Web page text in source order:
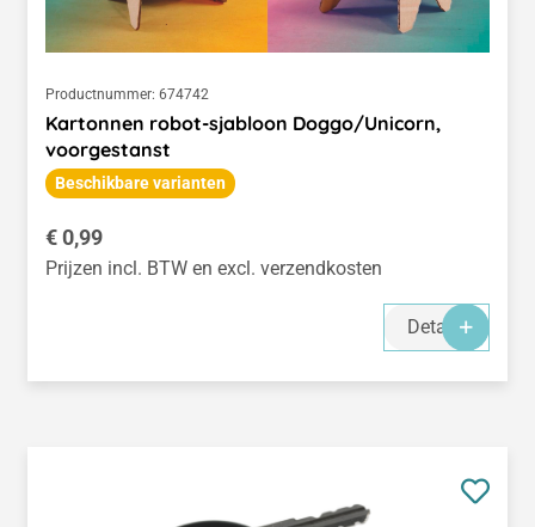
Productnummer: 674742
Kartonnen robot-sjabloon Doggo/Unicorn,
voorgestanst
Beschikbare varianten
Normale prijs:
€ 0,99
Prijzen incl. BTW en excl. verzendkosten
Details